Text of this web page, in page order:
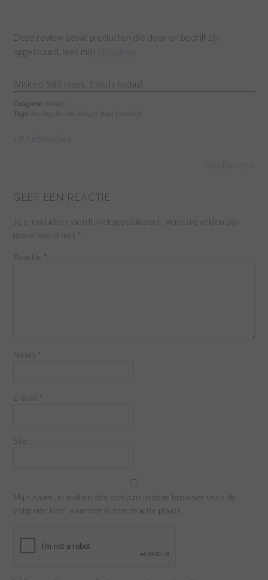
Deze review bevat producten die door en bedrijf zijn
opgestuurd, lees mijn
(Visited 583 times, 1 visits today)
Categorie: Boeken
Tags:
Review, Review Rutger Bakt Feestelijk
GEEF EEN REACTIE
Je e-mailadres wordt niet gepubliceerd. Vereiste velden zijn
gemarkeerd met *
Reactie *
Naam *
E-mail *
Site
Mijn naam, e-mail en site opslaan in deze browser voor de
volgende keer wanneer ik een reactie plaats.